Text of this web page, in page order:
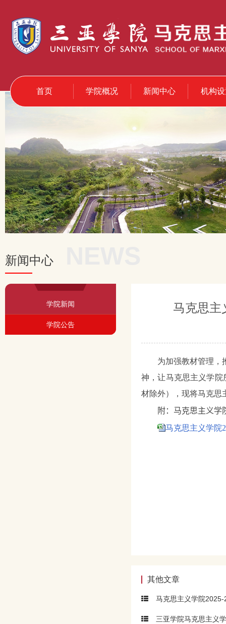
首页 学院概况 新闻中心 机构
新闻中心
学院新闻
学院公告
马克思主
为加强教材管理，
神，让马克思主义学
材除外），现将马克思
附：马克思主义学
马克思主义学院
其他文章
马克思主义学院
三亚学院马克思主义